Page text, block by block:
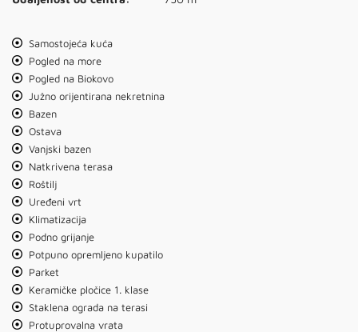
Samostojeća kuća
Pogled na more
Pogled na Biokovo
Južno orijentirana nekretnina
Bazen
Ostava
Vanjski bazen
Natkrivena terasa
Roštilj
Uređeni vrt
Klimatizacija
Podno grijanje
Potpuno opremljeno kupatilo
Parket
Keramičke pločice 1. klase
Staklena ograda na terasi
Protuprovalna vrata